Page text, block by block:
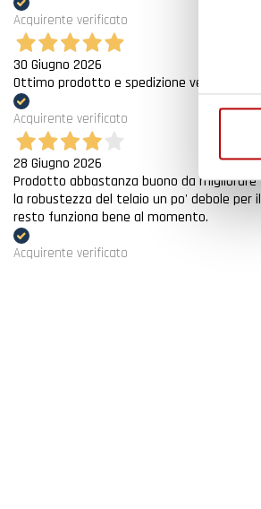
Acquirente verificato
30 Giugno 2026
Ottimo prodotto e spedizione velocissima
Acquirente verificato
28 Giugno 2026
Prodotto abbastanza buono da migliorare
la robustezza del telaio un po' debole per il
resto funziona bene al momento.
Acquirente verificato